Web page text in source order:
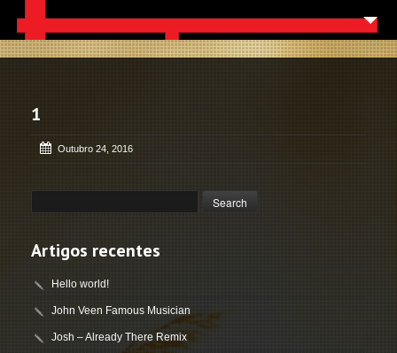
NOTÍCIAS
CARPINTARIA E MOBILIÁRIO
CASAS DE BANHO
CONSTRUÇÃO E REMODELAÇÕES
CORTINAS E TAPETES
ELECTRODOMÉSTICOS
EXTERIORES
1
Outubro 24, 2016
Artigos recentes
Hello world!
John Veen Famous Musician
Josh – Already There Remix